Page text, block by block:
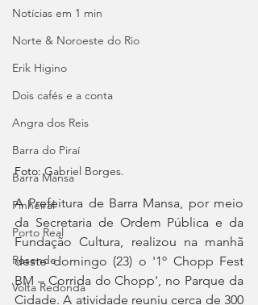
Notícias em 1 min
Norte & Noroeste do Rio
Erik Higino
Dois cafés e a conta
Angra dos Reis
Barra do Piraí
Barra Mansa
Pinheiral
Porto Real
Resende
Volta Redonda
Foto: Gabriel Borges.
A Prefeitura de Barra Mansa, por meio
da Secretaria de Ordem Pública e da
Fundação Cultura, realizou na manhã
deste domingo (23) o '1º Chopp Fest
BM – Corrida do Chopp', no Parque da
Cidade. A atividade reuniu cerca de 300